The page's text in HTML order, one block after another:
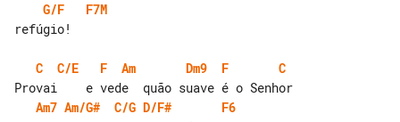
G/F
F7M
refúgio!
C C/E F Am Dm9 F
C
Am7 Am/G# C/G D/F#
F6